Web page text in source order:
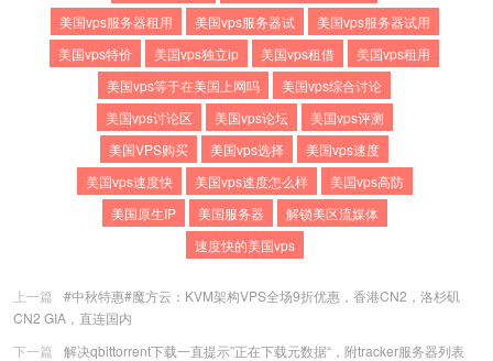
美国vps服务器租用
美国vps服务器试
美国vps服务器试用
美国vps特价
美国vps独立ip 美国vps租借
美国vps租用
美国vps等于在美国上网吗
美国vps综合讨论
美国vps讨论区
美国vps论坛
美国vps评测
美国VPS购买
美国vps选择
美国vps速度
美国vps速度快
美国vps速度怎么样
美国vps高防
美国原生IP
美国服务器
解锁美区流媒体
速度快的美国vps
上一篇
#中秋特惠#魔方云：KVM架构VPS全场9折优惠，香港CN2，洛杉矶
CN2 GIA，直连国内
下一篇
解决qbittorrent下载一直提示”正在下载元数据“，附tracker服务器列表